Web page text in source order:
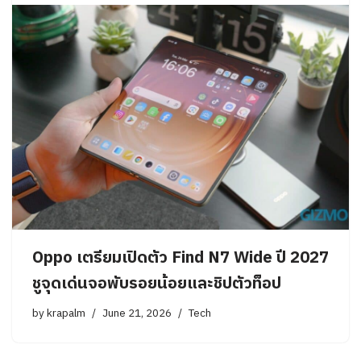
Oppo เตรียมเปิดตัว Find N7 Wide ปี 2027
ชูจุดเด่นจอพับรอยน้อยและชิปตัวท็อป
bykrapalm June 21, 2026 Tech